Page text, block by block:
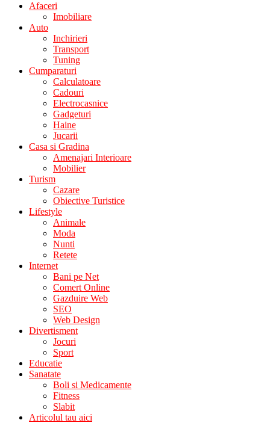
Afaceri
Imobiliare
Auto
Inchirieri
Transport
Tuning
Cumparaturi
Calculatoare
Cadouri
Electrocasnice
Gadgeturi
Haine
Jucarii
Casa si Gradina
Amenajari Interioare
Mobilier
Turism
Cazare
Obiective Turistice
Lifestyle
Animale
Moda
Nunti
Retete
Internet
Bani pe Net
Comert Online
Gazduire Web
SEO
Web Design
Divertisment
Jocuri
Sport
Educatie
Sanatate
Boli si Medicamente
Fitness
Slabit
Articolul tau aici